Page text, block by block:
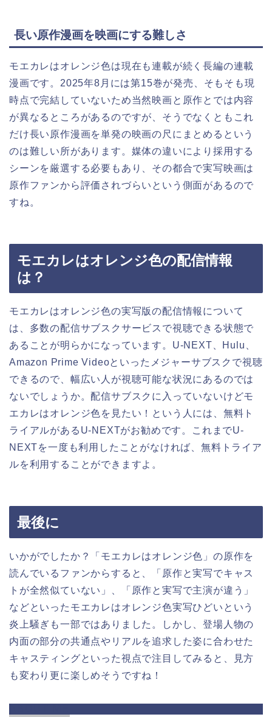
長い原作漫画を映画にする難しさ
モエカレはオレンジ色は現在も連載が続く長編の連載
漫画です。2025年8月には第15巻が発売、そもそも現
時点で完結していないため当然映画と原作とでは内容
が異なるところがあるのですが、そうでなくともこれ
だけ長い原作漫画を単発の映画の尺にまとめるという
のは難しい所があります。媒体の違いにより採用する
シーンを厳選する必要もあり、その都合で実写映画は
原作ファンから評価されづらいという側面があるので
すね。
モエカレはオレンジ色の配信情報
は？
モエカレはオレンジ色の実写版の配信情報について
は、多数の配信サブスクサービスで視聴できる状態で
あることが明らかになっています。U-NEXT、Hulu、
Amazon Prime Videoといったメジャーサブスクで視聴
できるので、幅広い人が視聴可能な状況にあるのでは
ないでしょうか。配信サブスクに入っていないけどモ
エカレはオレンジ色を見たい！という人には、無料ト
ライアルがあるU-NEXTがお勧めです。これまでU-
NEXTを一度も利用したことがなければ、無料トライア
ルを利用することができますよ。
最後に
いかがでしたか？「モエカレはオレンジ色」の原作を
読んでいるファンからすると、「原作と実写でキャス
トが全然似ていない」、「原作と実写で主演が違う」
などといったモエカレはオレンジ色実写ひどいという
炎上騒ぎも一部ではありました。しかし、登場人物の
内面の部分の共通点やリアルを追求した姿に合わせた
キャスティングといった視点で注目してみると、見方
も変わり更に楽しめそうですね！